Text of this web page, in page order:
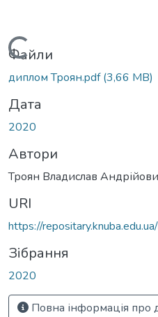
Вантажиться...
Файли
диплом Троян.pdf(3,66 MB)
Дата
2020
Автори
Троян Владислав
URI
https://
Зібрання
2020
Повна інформація про